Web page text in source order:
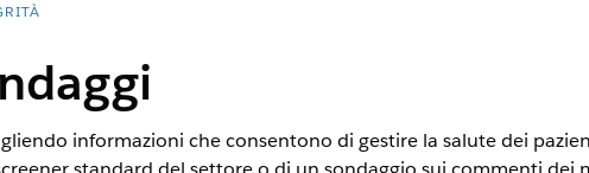
informazioni che consentono di gestire la salute dei